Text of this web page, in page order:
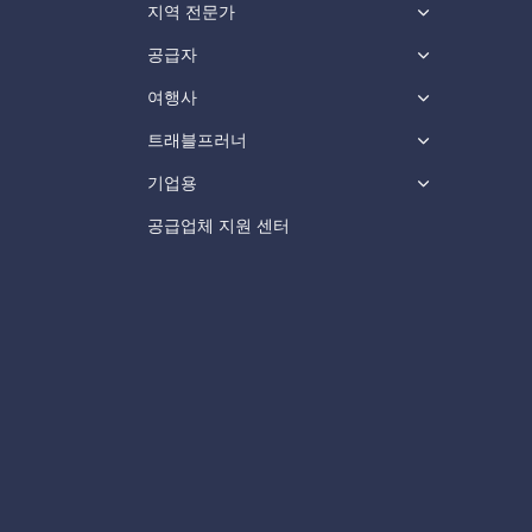
지역 전문가
공급자
여행사
트래블프러너
기업용
공급업체 지원 센터